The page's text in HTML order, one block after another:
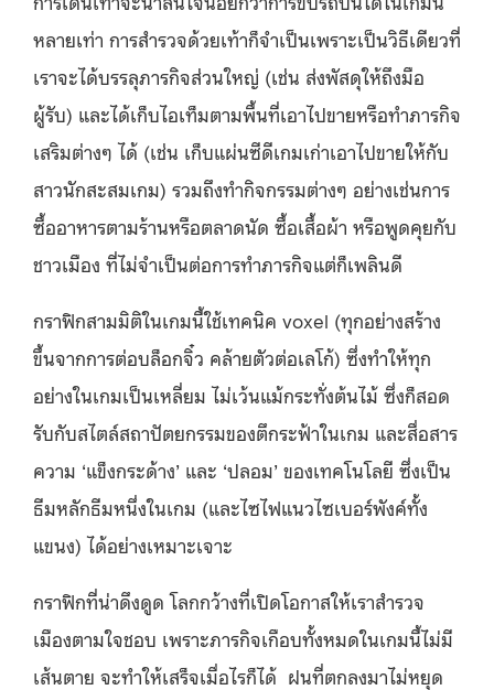
หลายเท่า การสำรวจด้วยเท้าก็จำเป็นเพราะเป็นวิธีเดียวที่
เราจะได้บรรลุภารกิจส่วนใหญ่ (เช่น ส่งพัสดุให้ถึงมือ
ผู้รับ) และได้เก็บไอเท็มตามพื้นที่เอาไปขายหรือทำภารกิจ
เสริมต่างๆ ได้ (เช่น เก็บแผ่นซีดีเกมเก่าเอาไปขายให้กับ
สาวนักสะสมเกม) รวมถึงทำกิจกรรมต่างๆ อย่างเช่นการ
ซื้ออาหารตามร้านหรือตลาดนัด ซื้อเสื้อผ้า หรือพูดคุยกับ
ชาวเมือง ที่ไม่จำเป็นต่อการทำภารกิจแต่ก็เพลินดี
กราฟิกสามมิติในเกมนี้ใช้เทคนิค voxel (ทุกอย่างสร้าง
ขึ้นจากการต่อบล็อกจิ๋ว คล้ายตัวต่อเลโก้) ซึ่งทำให้ทุก
อย่างในเกมเป็นเหลี่ยม ไม่เว้นแม้กระทั่งต้นไม้ ซึ่งก็สอด
รับกับสไตล์สถาปัตยกรรมของตึกระฟ้าในเกม และสื่อสาร
ความ ‘แข็งกระด้าง’ และ ‘ปลอม’ ของเทคโนโลยี ซึ่งเป็น
ธีมหลักธีมหนึ่งในเกม (และไซไฟแนวไซเบอร์พังค์ทั้ง
แขนง) ได้อย่างเหมาะเจาะ
กราฟิกที่น่าดึงดูด โลกกว้างที่เปิดโอกาสให้เราสำรวจ
เมืองตามใจชอบ เพราะภารกิจเกือบทั้งหมดในเกมนี้ไม่มี
เส้นตาย จะทำให้เสร็จเมื่อไรก็ได้ ฝนที่ตกลงมาไม่หยุด